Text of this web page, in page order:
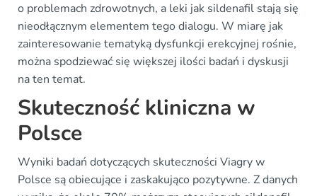
o problemach zdrowotnych, a leki jak sildenafil stają się
nieodłącznym elementem tego dialogu. W miarę jak
zainteresowanie tematyką dysfunkcji erekcyjnej rośnie,
można spodziewać się większej ilości badań i dyskusji
na ten temat.
Skuteczność kliniczna w
Polsce
Wyniki badań dotyczących skuteczności Viagry w
Polsce są obiecujące i zaskakująco pozytywne. Z danych